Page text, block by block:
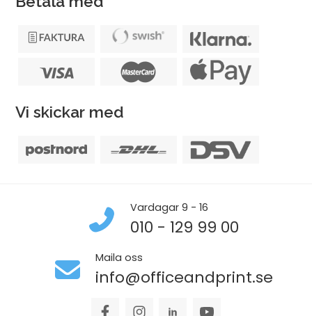
Vi skickar med
Vardagar 9 - 16
010 - 129 99 00
Maila oss
info@officeandprint.se